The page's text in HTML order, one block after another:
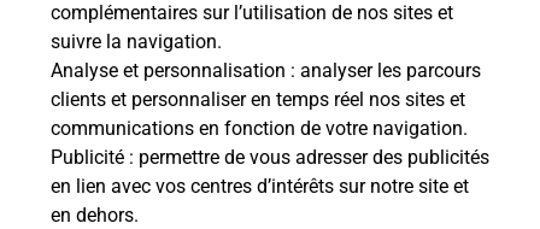
complémentaires sur l’utilisation de nos sites et
suivre la navigation.
Analyse et personnalisation : analyser les parcours
clients et personnaliser en temps réel nos sites et
communications en fonction de votre navigation.
Publicité : permettre de vous adresser des publicités
en lien avec vos centres d’intérêts sur notre site et
en dehors.
Boîte aux Lettres La Poste
Prochaine collecte du courrierlundià 08h30
14 Rue Gaston Deshayes
27800 Boisney
Le lien s'ouvre dans un nouvel onglet